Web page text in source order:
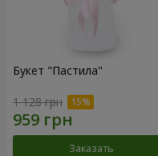
Букет "Пастила"
1 128 грн
Заказать